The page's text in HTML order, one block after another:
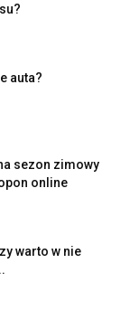
auta?
sezon zimowy
online
warto w nie